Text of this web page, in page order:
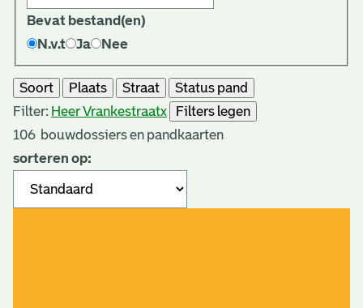
Bevat bestand(en)
N.v.t
Ja Nee
Soort Plaats Straat
Status pand
Filter: Heer Vrankestraatx
Filters legen
106 bouwdossiers en pandkaarten
sorteren op: